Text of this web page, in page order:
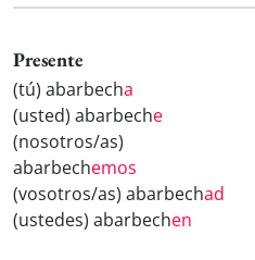
Presente
(tú) abarbecha
(usted) abarbeche
(nosotros/as)
abarbechemos
(vosotros/as) abarbechad
(ustedes) abarbechen